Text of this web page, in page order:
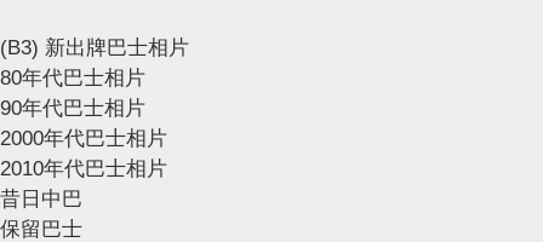
(B3) 新出牌巴士相片
80年代巴士相片
90年代巴士相片
2000年代巴士相片
2010年代巴士相片
昔日中巴
保留巴士